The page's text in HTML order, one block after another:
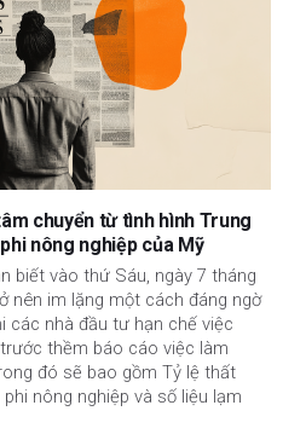
chuyển từ tình hình Trung
nông nghiệp của Mỹ
biết vào thứ Sáu, ngày 7 tháng
nên im lặng một cách đáng ngờ
các nhà đầu tư hạn chế việc
thềm báo cáo việc làm
đó sẽ bao gồm Tỷ lệ thất
nông nghiệp và số liệu lạm